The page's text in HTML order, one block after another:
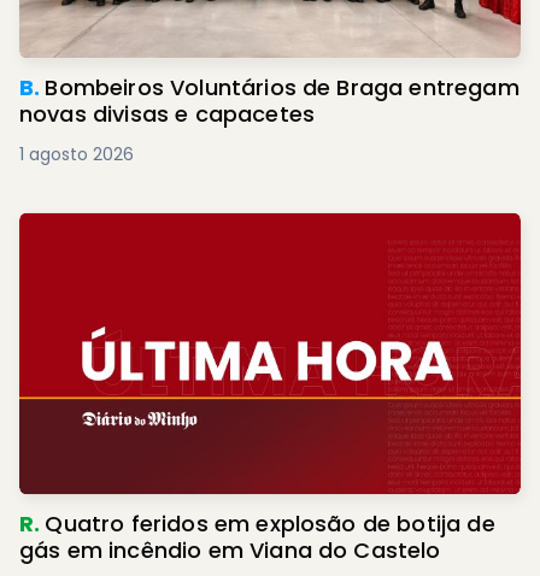
B. Bombeiros Voluntários de Braga entregam
novas divisas e capacetes
1 agosto 2026
R. Quatro feridos em explosão de botija de
gás em incêndio em Viana do Castelo